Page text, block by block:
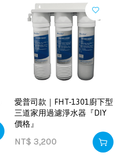
愛普司款｜FHT-1301廚下型
三道家用過濾淨水器『DIY
價格』
NT$ 3,200